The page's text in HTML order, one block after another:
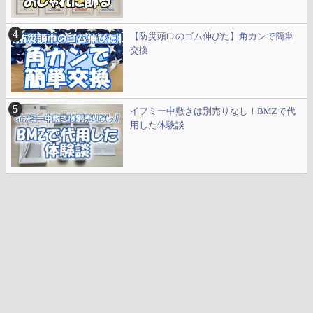
【防災頭巾のゴム伸びた】角カンで簡単
交換
イフミー中敷きは別売りなし！BMZで代
用した体験談